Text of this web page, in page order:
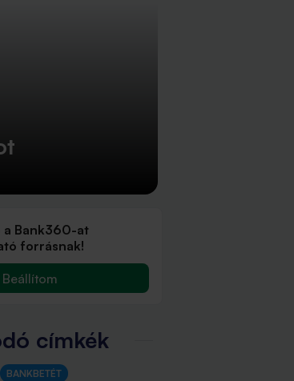
a Bank360-at
forrásnak!
Beállítom
címkék
BANKBETÉT